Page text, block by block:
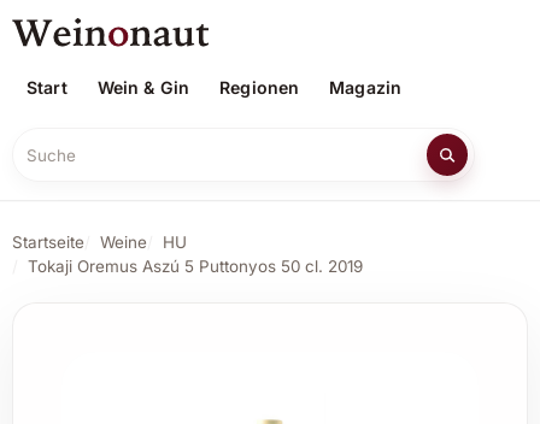
Start Wein & Gin Regionen Magazin
Suche
Startseite Weine
HU
Tokaji Oremus Aszú 5 Puttonyos 50 cl. 2019